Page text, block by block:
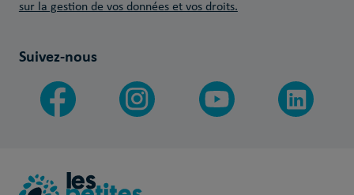
sur la gestion de vos données et vos droits.
Suivez-nous